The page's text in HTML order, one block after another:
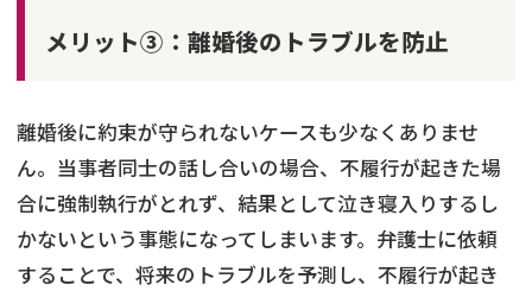
メリット③：離婚後のトラブルを防止
離婚後に約束が守られないケースも少なくありませ
ん。当事者同士の話し合いの場合、不履行が起きた場
合に強制執行がとれず、結果として泣き寝入りするし
かないという事態になってしまいます。弁護士に依頼
することで、将来のトラブルを予測し、不履行が起き